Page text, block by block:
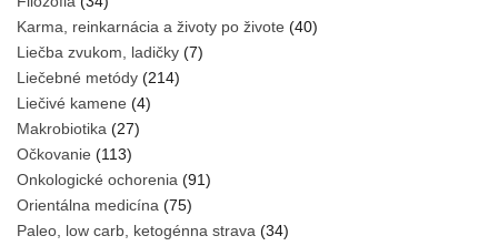
Karma, reinkarnácia a životy po živote (40)
Liečba zvukom, ladičky (7)
Liečebné metódy (214)
Liečivé kamene (4)
Makrobiotika (27)
Očkovanie (113)
Onkologické ochorenia (91)
Orientálna medicína (75)
Paleo, low carb, ketogénna strava (34)